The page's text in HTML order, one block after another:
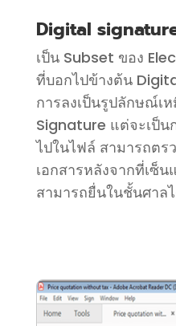
Digital
เป็น Subset ของ
ที่บอกไปข้างต้น
การลงเป็นรูปลักษณ์เ
Signature แต่จะเป็น
ไปในไฟล์ สามารถตร
เอกสารหลังจากที่เซ็น
สามารถยื่นในชั้นศาล